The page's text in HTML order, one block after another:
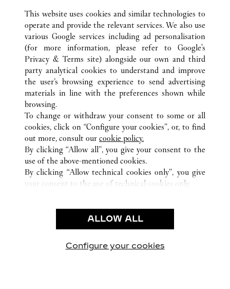
Visit us on Instagram
Link Opens in New TabVisit us on Tumblr
Link Opens in New TabVisit us on Youtube
Link Opens in New
所有卡地亚精品店位置 中国 河南省 郑州市 二七路
CUSTOMER CARE
CONTACT US
OUR COMPANY
CAREERS
FIND A BOUTIQUE
PRIVACY POLICY
CONDITIONS OF SALE
This website uses cookies and similar technologies to
operate and provide the relevant services. We also use
various Google services including ad personalisation
(for more information, please refer to Google's
Privacy & Terms site) alongside our own and third
party analytical cookies to understand and improve
the user’s browsing experience to send advertising
materials in line with the preferences shown while
browsing.
To change or withdraw your consent to some or all
cookies, click on “Configure your cookies”, or, to find
out more, consult our cookie policy.
By clicking “Allow all”, you give your consent to the
use of the above-mentioned cookies.
By clicking “Allow technical cookies only”, you give
your consent to the use of technical cookies only.
ALLOW ALL
Configure your cookies